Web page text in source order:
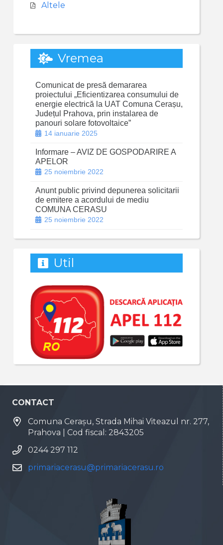
Altele
Vremea
Comunicat de presă demararea
proiectului „Eficientizarea consumului de
energie electrică la UAT Comuna Cerașu,
Județul Prahova, prin instalarea de
panouri solare fotovoltaice”
14 ianuarie 2025
Informare – AVIZ DE GOSPODARIRE A
APELOR
25 noiembrie 2022
Anunt public privind depunerea solicitarii
de emitere a acordului de mediu
COMUNA CERASU
25 noiembrie 2022
Util
CONTACT
Comuna Cerașu, Strada Mihai Viteazul nr. 277,
Prahova | Cod fiscal: 2843205
0244 297 112
primariacerasu@primariacerasu.ro